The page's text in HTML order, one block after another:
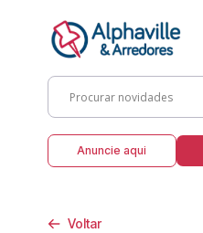
Anuncie aqui
Voltar